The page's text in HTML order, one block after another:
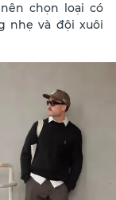
chọn loại có
nhẹ và đội xuôi